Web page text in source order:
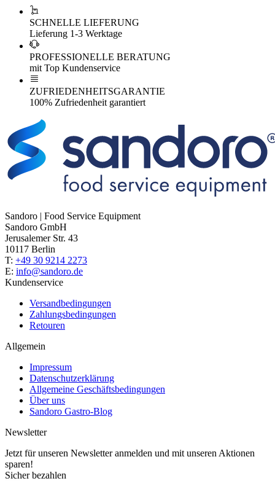
SCHNELLE LIEFERUNG
Lieferung 1-3 Werktage
PROFESSIONELLE BERATUNG
mit Top Kundenservice
ZUFRIEDENHEITSGARANTIE
100% Zufriedenheit garantiert
Sandoro | Food Service Equipment
Sandoro GmbH
Jerusalemer Str. 43
10117 Berlin
T: +49 30 9214 2273
E: info@sandoro.de
Kundenservice
Versandbedingungen
Zahlungsbedingungen
Retouren
Allgemein
Impressum
Datenschutzerklärung
Allgemeine Geschäftsbedingungen
Über uns
Sandoro Gastro-Blog
Newsletter
Jetzt für unseren Newsletter anmelden und mit unseren Aktionen
sparen!
Sicher bezahlen